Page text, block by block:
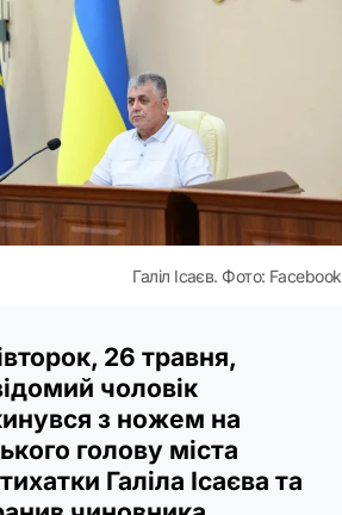
Галіл Ісаєв. Фото: Facebook
26 травня,
чоловік
з ножем на
голову міста
Галіла Ісаєва та